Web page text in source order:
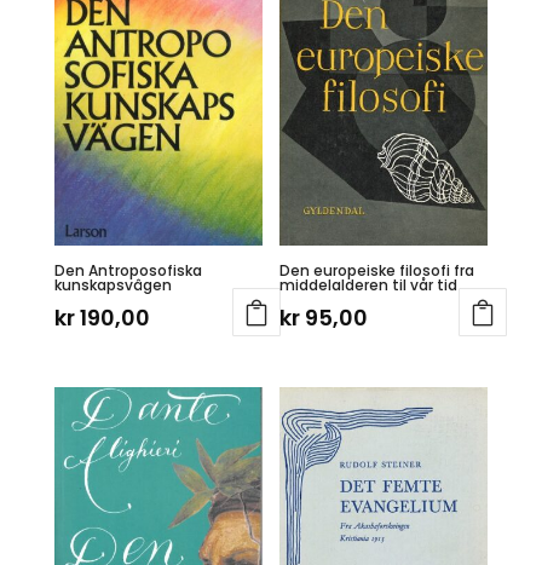
Den Antroposofiska
kunskapsvâgen
kr190,00
Den europeiske filosofi fra
middelalderen til vår tid
kr 95,00